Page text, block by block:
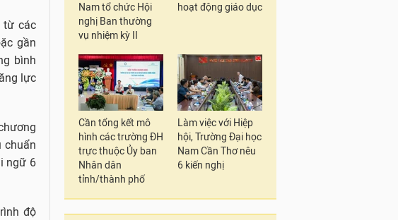
từ các
gần
bình
lực
chuẩn
ngữ 6
độ
Nam tổ chức Hội
nghị Ban thường
vụ nhiệm kỳ II
hoạt động giáo dục
Cần tổng kết mô
hình các trường ĐH
trực thuộc Ủy ban
Nhân dân
tỉnh/thành phố
Làm việc với Hiệp
hội, Trường Đại học
Nam Cần Thơ nêu
6 kiến nghị